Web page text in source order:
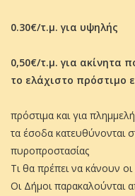
0.30€/τ.μ. για υψηλής
0,50€/τ.μ. για ακίνητα
το ελάχιστο πρόστιμο
πρόστιμα και για
τα έσοδα κατευθύνονται
πυροπροστασίας
Τι θα πρέπει να κάνουν
Οι Δήμοι παρακαλούνται